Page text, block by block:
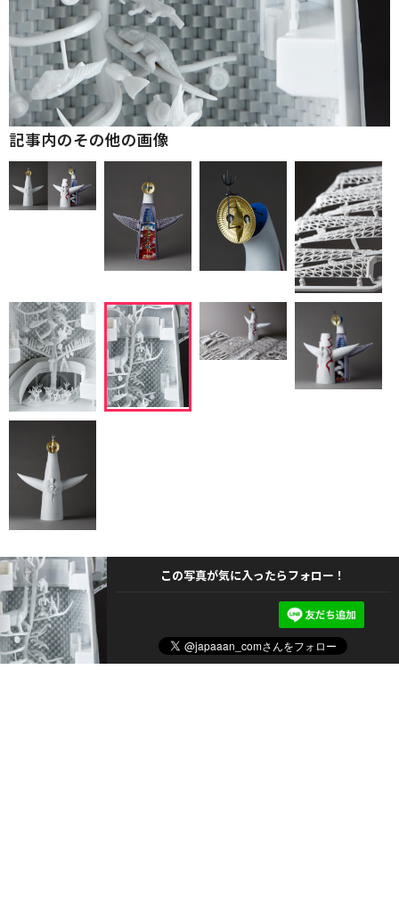
記事内のその他の画像
この写真が気に入ったらフォロー！